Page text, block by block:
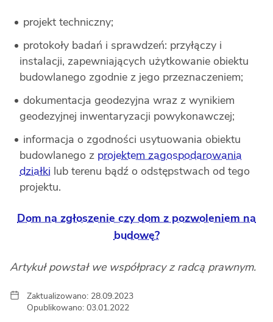
projekt techniczny;
protokoły badań i sprawdzeń: przyłączy i
instalacji, zapewniających użytkowanie obiektu
budowlanego zgodnie z jego przeznaczeniem;
dokumentacja geodezyjna wraz z wynikiem
geodezyjnej inwentaryzacji powykonawczej;
informacja o zgodności usytuowania obiektu
budowlanego z projektem zagospodarowania
działki lub terenu bądź o odstępstwach od tego
projektu.
Dom na zgłoszenie czy dom z pozwoleniem na
budowę?
Artykuł powstał we współpracy z radcą prawnym.
Zaktualizowano: 28.09.2023
Opublikowano: 03.01.2022